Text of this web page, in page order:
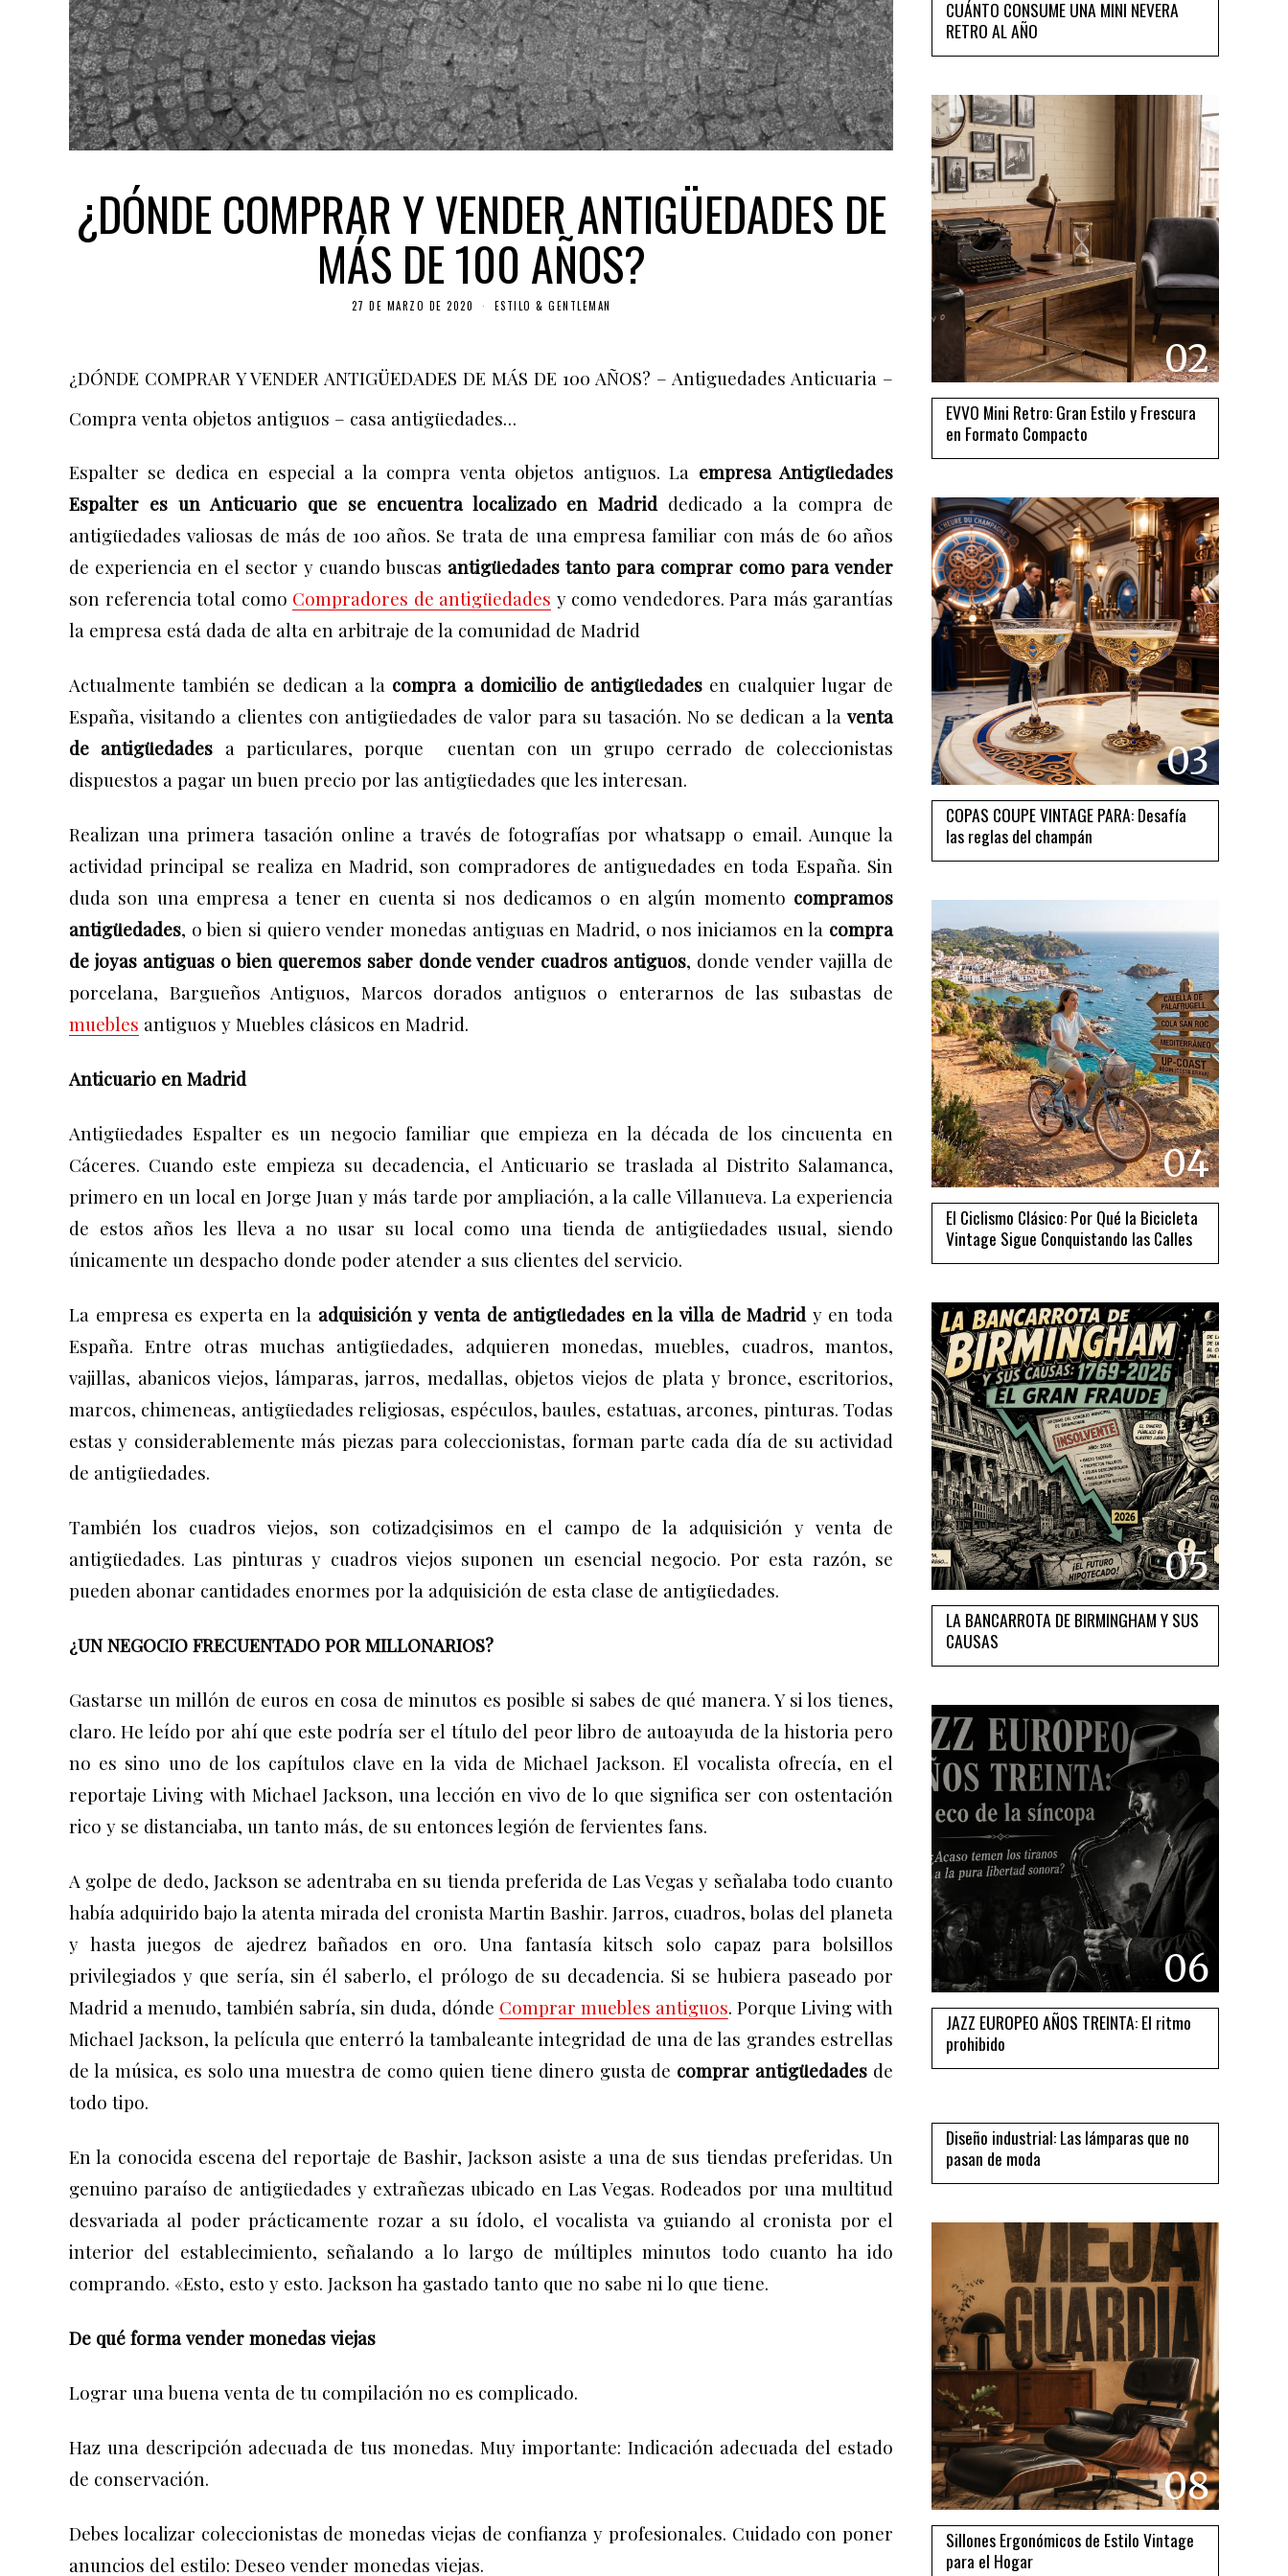
¿DÓNDE COMPRAR Y VENDER ANTIGÜEDADES DE
MÁS DE 100 AÑOS?
27 DE MARZO DE 2020 ESTILO & GENTLEMAN
¿DÓNDE COMPRAR Y VENDER ANTIGÜEDADES DE MÁS DE 100 AÑOS? – Antiguedades Anticuaria –
Compra venta objetos antiguos – casa antigüedades…
Espalter se dedica en especial a la compra venta objetos antiguos. La empresa Antigüedades
Espalter es un Anticuario que se encuentra localizado en Madrid dedicado a la compra de
antigüedades valiosas de más de 100 años. Se trata de una empresa familiar con más de 60 años
de experiencia en el sector y cuando buscas antigüedades tanto para comprar como para vender
son referencia total como Compradores de antigüedades y como vendedores. Para más garantías
la empresa está dada de alta en arbitraje de la comunidad de Madrid
Actualmente también se dedican a la compra a domicilio de antigüedades en cualquier lugar de
España, visitando a clientes con antigüedades de valor para su tasación.No se dedican a la venta
de antigüedades a particulares, porque cuentan con un grupo cerrado de coleccionistas
dispuestos a pagar un buen precio por las antigüedades que les interesan.
Realizan una primera tasación online a través de fotografías por whatsapp o email. Aunque la
actividad principal se realiza en Madrid, son compradores de antiguedades en toda España. Sin
duda son una empresa a tener en cuenta si nos dedicamos o en algún momento compramos
antigüedades, o bien si quiero vender monedas antiguas en Madrid, o nos iniciamos en la compra
de joyas antiguas o bien queremos saber donde vender cuadros antiguos, donde vender vajilla de
porcelana, Bargueños Antiguos, Marcos dorados antiguos o enterarnos de las subastas de
muebles antiguos y Muebles clásicos en Madrid.
Anticuario en Madrid
Antigüedades Espalter es un negocio familiar que empieza en la década de los cincuenta en
Cáceres. Cuando este empieza su decadencia, el Anticuario se traslada al Distrito Salamanca,
primero en un local en Jorge Juan y más tarde por ampliación, a la calle Villanueva. La experiencia
de estos años les lleva a no usar su local como una tienda de antigüedades usual, siendo
únicamente un despacho donde poder atender a sus clientes del servicio.
La empresa es experta en la adquisición y venta de antigüedades en la villa de Madrid y en toda
España.Entre otras muchas antigüedades, adquieren monedas, muebles, cuadros, mantos,
vajillas, abanicos viejos, lámparas, jarros, medallas, objetos viejos de plata y bronce, escritorios,
marcos, chimeneas, antigüedades religiosas, espéculos, baules, estatuas, arcones, pinturas. Todas
estas y considerablemente más piezas para coleccionistas, forman parte cada día de su actividad
de antigüedades.
También los cuadros viejos, son cotizadçisimos en el campo de la adquisición y venta de
antigüedades. Las pinturas y cuadros viejos suponen un esencial negocio. Por esta razón, se
pueden abonar cantidades enormes por la adquisición de esta clase de antigüedades.
¿UN NEGOCIO FRECUENTADO POR MILLONARIOS?
Gastarse un millón de euros en cosa de minutos es posible si sabes de qué manera. Y si los tienes,
claro. He leído por ahí que este podría ser el título del peor libro de autoayuda de la historia pero
no es sino uno de los capítulos clave en la vida de Michael Jackson. El vocalista ofrecía, en el
reportaje Living with Michael Jackson, una lección en vivo de lo que significa ser con ostentación
rico y se distanciaba, un tanto más, de su entonces legión de fervientes fans.
A golpe de dedo, Jackson se adentraba en su tienda preferida de Las Vegas y señalaba todo cuanto
había adquirido bajo la atenta mirada del cronista Martin Bashir. Jarros, cuadros, bolas del planeta
y hasta juegos de ajedrez bañados en oro. Una fantasía kitsch solo capaz para bolsillos
privilegiados y que sería, sin él saberlo, el prólogo de su decadencia. Si se hubiera paseado por
Madrid a menudo, también sabría, sin duda, dónde Comprar muebles antiguos. Porque Living with
Michael Jackson, la película que enterró la tambaleante integridad de una de las grandes estrellas
de la música, es solo una muestra de como quien tiene dinero gusta de comprar antigüedades de
todo tipo.
En la conocida escena del reportaje de Bashir, Jackson asiste a una de sus tiendas preferidas. Un
genuino paraíso de antigüedades y extrañezas ubicado en Las Vegas. Rodeados por una multitud
desvariada al poder prácticamente rozar a su ídolo, el vocalista va guiando al cronista por el
interior del establecimiento, señalando a lo largo de múltiples minutos todo cuanto ha ido
comprando. «Esto, esto y esto. Jackson ha gastado tanto que no sabe ni lo que tiene.
De qué forma vender monedas viejas
Lograr una buena venta de tu compilación no es complicado.
Haz una descripción adecuada de tus monedas. Muy importante: Indicación adecuada del estado
de conservación.
Debes localizar coleccionistas de monedas viejas de confianza y profesionales. Cuidado con poner
anuncios del estilo: Deseo vender monedas viejas.
CUÁNTO CONSUME UNA MINI NEVERA
RETRO AL AÑO
02
EVVO Mini Retro: Gran Estilo y Frescura
en Formato Compacto
03
COPAS COUPE VINTAGE PARA: Desafía
las reglas del champán
04
El Ciclismo Clásico: Por Qué la Bicicleta
Vintage Sigue Conquistando las Calles
05
LA BANCARROTA DE BIRMINGHAM Y SUS
CAUSAS
06
JAZZ EUROPEO AÑOS TREINTA: El ritmo
prohibido
07
Diseño industrial: Las lámparas que no
pasan de moda
08
Sillones Ergonómicos de Estilo Vintage
para el Hogar